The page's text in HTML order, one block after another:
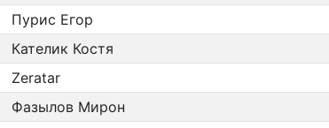
Пурис Егор
Кателик Костя
Zeratar
Фазылов Мирон